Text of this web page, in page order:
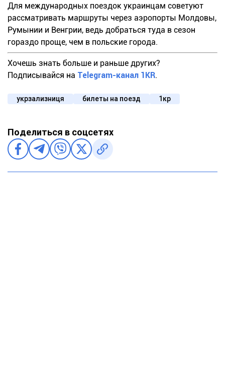
Для международных поездок украинцам советуют
рассматривать маршруты через аэропорты Молдовы,
Румынии и Венгрии, ведь добраться туда в сезон
гораздо проще, чем в польские города.
Хочешь знать больше и раньше других?
Подписывайся на Telegram-канал 1KR.
укрзализниця билеты на поезд 1кр
Поделиться в соцсетях